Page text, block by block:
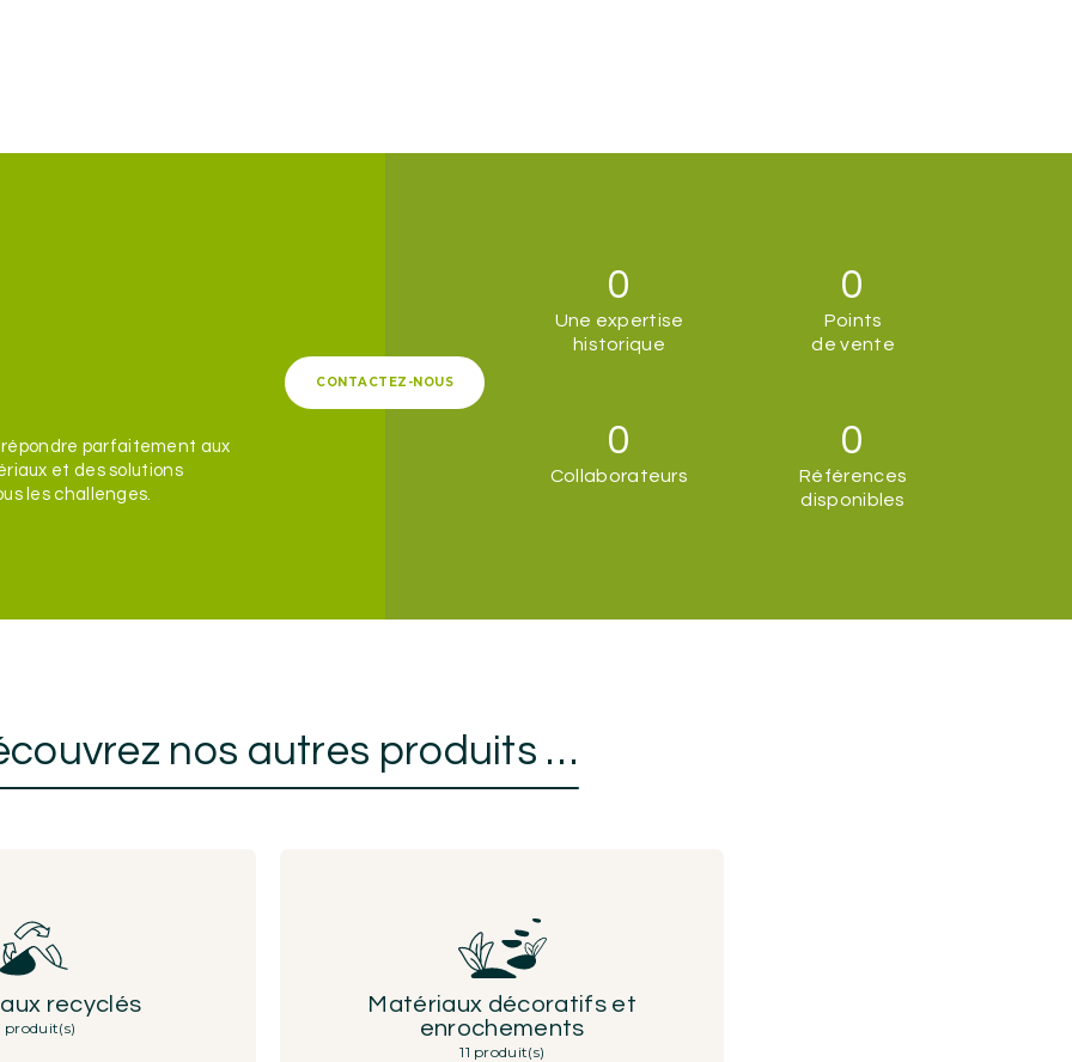
répondre parfaitement aux
et des solutions
les challenges.
CONTACTEZ-NOUS
0
Une expertise
historique
0
Points
de vente
0
Collaborateurs
0
Références
disponibles
nos autres produits …
recyclés
produit(s)
Matériaux décoratifs et
enrochements
11 produit(s)